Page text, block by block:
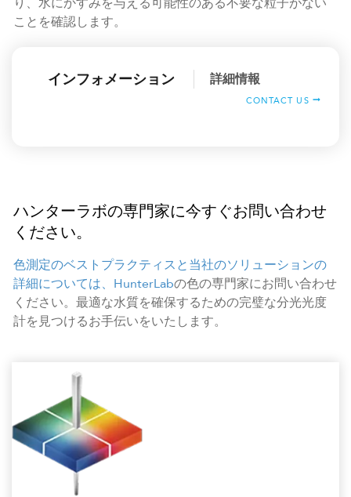
ことを確認します。
インフォメーション 詳細情報
CONTACT US
ハンターラボの専門家に今すぐお問い合わせ
ください。
色測定のベストプラクティスと当社のソリューションの
詳細については、HunterLabの色の専門家にお問い合わせ
ください。最適な水質を確保するための完璧な分光光度
計を見つけるお手伝いをいたします。